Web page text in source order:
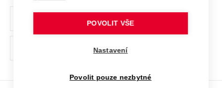
Ochrana osobních údajů
odkaz)
POVOLIT VŠE
Nastavení
Povolit pouze nezbytné